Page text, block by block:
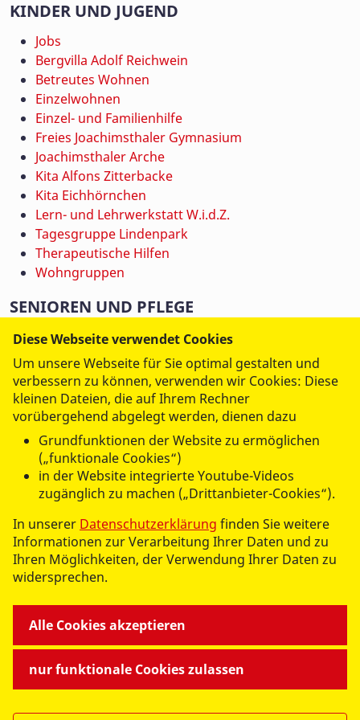
KINDER UND JUGEND
Jobs
Bergvilla Adolf Reichwein
Betreutes Wohnen
Einzelwohnen
Einzel- und Familienhilfe
Freies Joachimsthaler Gymnasium
Joachimsthaler Arche
Kita Alfons Zitterbacke
Kita Eichhörnchen
Lern- und Lehrwerkstatt W.i.d.Z.
Tagesgruppe Lindenpark
Therapeutische Hilfen
Wohngruppen
SENIOREN UND PFLEGE
Jobs
Ambulanter Pflegedienst
Betreutes Wohnen
Hauskrankenpflege
Hausnotruf
Kurzzeitpflege
Seniorengerechtes Wohnen
Servicebüro
Senioreneinrichtung
Verhinderungpflege
BILDUNG
Diese Webseite verwendet Cookies
Um unsere Webseite für Sie optimal gestalten und
verbessern zu können, verwenden wir Cookies: Diese
kleinen Dateien, die auf Ihrem Rechner
vorübergehend abgelegt werden, dienen dazu
Grundfunktionen der Website zu ermöglichen
(„funktionale Cookies“)
in der Website integrierte Youtube-Videos
zugänglich zu machen („Drittanbieter-Cookies“).
In unserer Datenschutzerklärung finden Sie weitere
Informationen zur Verarbeitung Ihrer Daten und zu
Ihren Möglichkeiten, der Verwendung Ihrer Daten zu
widersprechen.
nur funktionale Cookies zulassen
Alle Cookies akzeptieren